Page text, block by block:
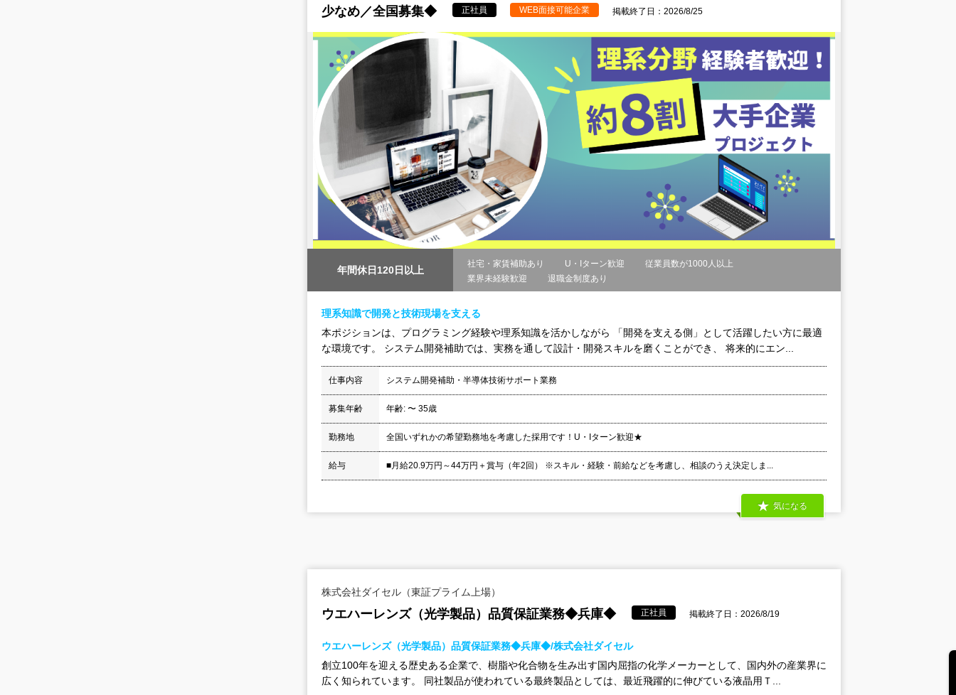
少なめ／全国募集◆
正社員 WEB面接可能企業 掲載終了日：2026/8/25
年間休日120日以上
社宅・家賃補助あり U・Iターン歓迎
従業員数が1000人以上
業界未経験歓迎
退職金制度あり
理系知識で開発と技術現場を支える
本ポジションは、プログラミング経験や理系知識を活かしながら 「開発を支える側」として活躍したい方に最適
な環境です。 システム開発補助では、実務を通して設計・開発スキルを磨くことができ、 将来的にエン...
仕事内容 システム開発補助・半導体技術サポート業務
募集年齢 年齢: 〜 35歳
勤務地 全国いずれかの希望勤務地を考慮した採用です！U・Iターン歓迎★
給与 ■月給20.9万円～44万円＋賞与（年2回） ※スキル・経験・前給などを考慮し、相談のうえ決定しま...
気になる
株式会社ダイセル（東証プライム上場）
ウエハーレンズ（光学製品）品質保証業務◆兵庫◆ 正社員 掲載終了日：2026/8/19
ウエハーレンズ（光学製品）品質保証業務◆兵庫◆/株式会社ダイセル
創立100年を迎える歴史ある企業で、樹脂や化合物を生み出す国内屈指の化学メーカーとして、国内外の産業界に
広く知られています。 同社製品が使われている最終製品としては、最近飛躍的に伸びている液晶用Ｔ...